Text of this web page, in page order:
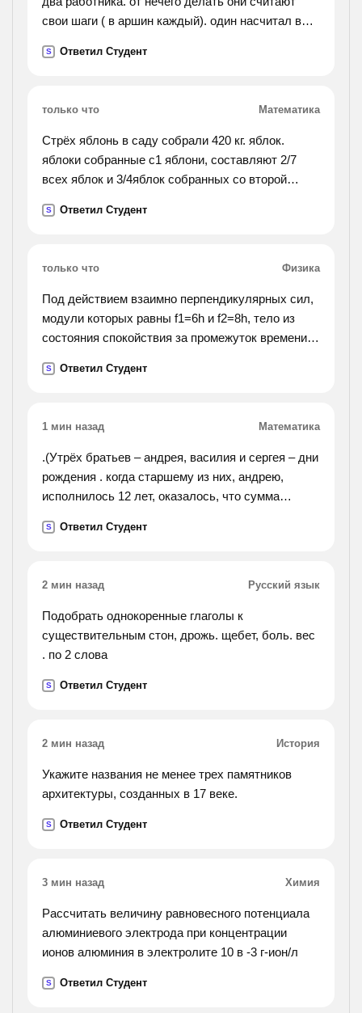
свои шаги ( в аршин каждый). один насчитал в
одновременно и через 5 минут встретились.
сантиметрах и вырази его в возможно более
крупных единицах измерения. ( 1 аршин= 71 см.)
S Ответил Студент
только что Математика
Стрёх яблонь в саду собрали 420 кг. яблок.
яблоки собранные с1 яблони, составляют 2/7
всех яблок и 3/4яблок собранных со второй
яблони
S Ответил Студент
только что Физика
Под действием взаимно перпендикулярных сил,
модули которых равны f1=6h и f2=8h, тело из
состояния спокойствия за промежуток времени
этих сил. определить массу тела.
S Ответил Студент
1 мин назад Математика
.(Утрёх братьев – андрея, василия и сергея – дни
рождения . когда старшему из них, андрею,
исполнилось 12 лет, оказалось, что сумма
случилось, когда 12 лет исполнилось василию.
S Ответил Студент
2 мин назад Русский язык
Подобрать однокоренные глаголы к
существительным стон, дрожь. щебет, боль. вес
. по 2 слова
S Ответил Студент
2 мин назад История
Укажите названия не менее трех памятников
архитектуры, созданных в 17 веке.
S Ответил Студент
3 мин назад Химия
Рассчитать величину равновесного потенциала
алюминиевого электрода при концентрации
ионов алюминия в электролите 10 в -3 г-ион/л
S Ответил Студент